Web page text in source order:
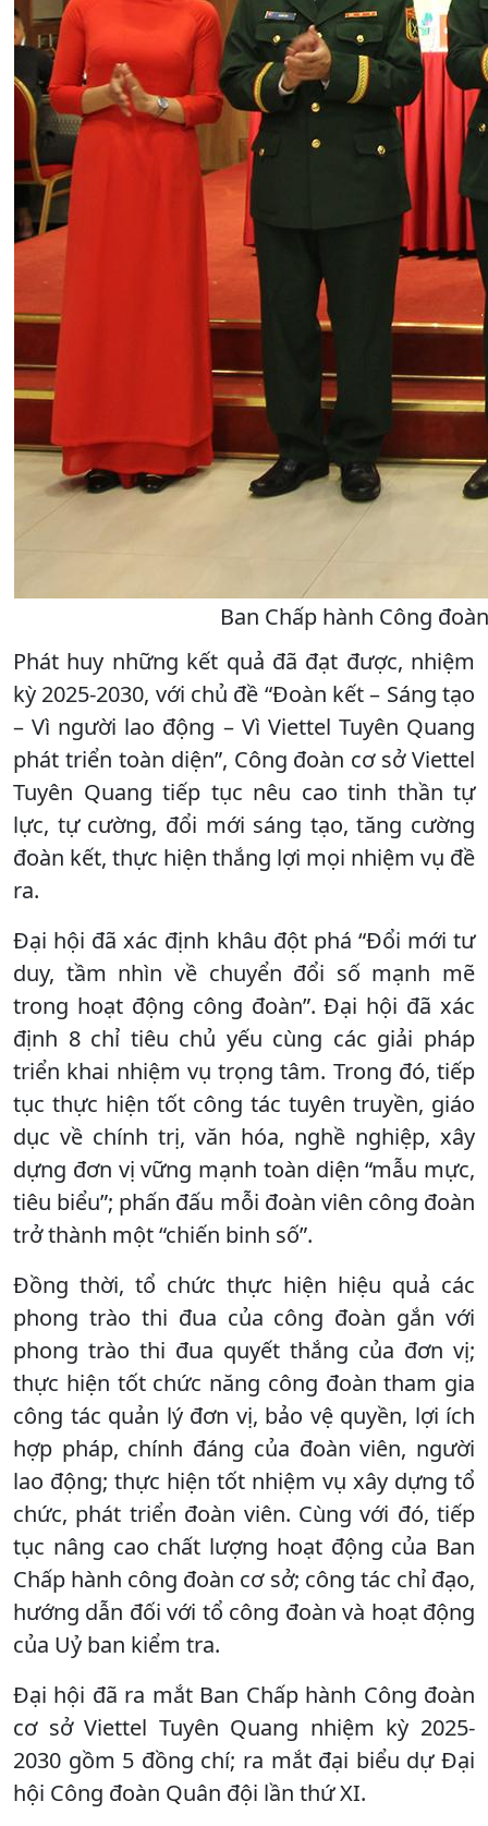
Ban Chấp hành Công
Phát huy những kết quả đã đạt được, nhiệm
kỳ 2025-2030, với chủ đề “Đoàn kết – Sáng tạo
– Vì người lao động – Vì Viettel Tuyên Quang
phát triển toàn diện”, Công đoàn cơ sở Viettel
Tuyên Quang tiếp tục nêu cao tinh thần tự
lực, tự cường, đổi mới sáng tạo, tăng cường
đoàn kết, thực hiện thắng lợi mọi nhiệm vụ đề
ra.
Đại hội đã xác định khâu đột phá “Đổi mới tư
duy, tầm nhìn về chuyển đổi số mạnh mẽ
trong hoạt động công đoàn”. Đại hội đã xác
định 8 chỉ tiêu chủ yếu cùng các giải pháp
triển khai nhiệm vụ trọng tâm. Trong đó, tiếp
tục thực hiện tốt công tác tuyên truyền, giáo
dục về chính trị, văn hóa, nghề nghiệp, xây
dựng đơn vị vững mạnh toàn diện “mẫu mực,
tiêu biểu”; phấn đấu mỗi đoàn viên công đoàn
trở thành một “chiến binh số”.
Đồng thời, tổ chức thực hiện hiệu quả các
phong trào thi đua của công đoàn gắn với
phong trào thi đua quyết thắng của đơn vị;
thực hiện tốt chức năng công đoàn tham gia
công tác quản lý đơn vị, bảo vệ quyền, lợi ích
hợp pháp, chính đáng của đoàn viên, người
lao động; thực hiện tốt nhiệm vụ xây dựng tổ
chức, phát triển đoàn viên. Cùng với đó, tiếp
tục nâng cao chất lượng hoạt động của Ban
Chấp hành công đoàn cơ sở; công tác chỉ đạo,
hướng dẫn đối với tổ công đoàn và hoạt động
của Uỷ ban kiểm tra.
Đại hội đã ra mắt Ban Chấp hành Công đoàn
cơ sở Viettel Tuyên Quang nhiệm kỳ 2025-
2030 gồm 5 đồng chí; ra mắt đại biểu dự Đại
hội Công đoàn Quân đội lần thứ XI.